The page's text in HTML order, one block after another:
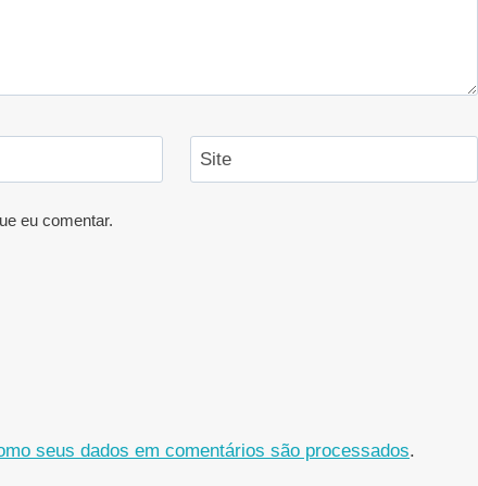
Site
eu comentar.
seus dados em comentários são processados.